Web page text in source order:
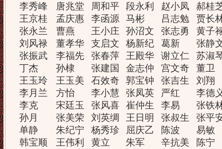
李秀峰
王京桂
张永兰
刘风禄
张振武
丁杰
王玉玲
李月兰
李克
孙月
单静
韩宝顺
唐兆堂
孟庆惠
曹燕
董孝华
李福先
孙棣
王玉美
方怡
宋廷玉
张美荣
朱纪宁
王伟利
周和平
李函源
王小庄
支启文
张春萍
张建国
石效奇
李小慧
张风喜
刘英绸
杨秀珍
黄立
段永利
马彬
孙沼文
杨新纪
王殿华
金志仲
郭宝钟
张凤英
崔仲生
王日明
屈庆乙
朱军
赵小凤
吕志勉
张志勇
葛新
谢立仁
宫文奇
张吉生
严红
李易
张叔生
陈波
辛抗美
郝桂
贾长
黄子
张静
苏淑
董卫
刘翔
李德
张铁
张平
易敏
陈宁